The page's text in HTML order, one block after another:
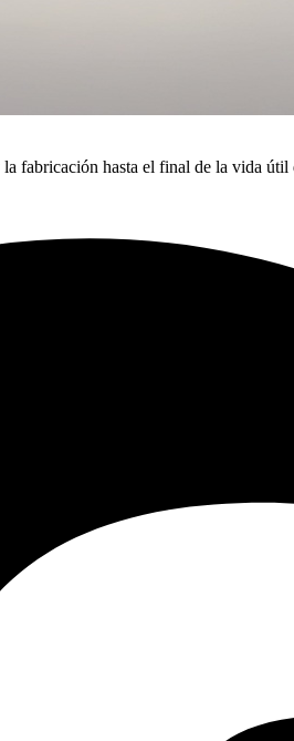
fabricación hasta el final de la vida